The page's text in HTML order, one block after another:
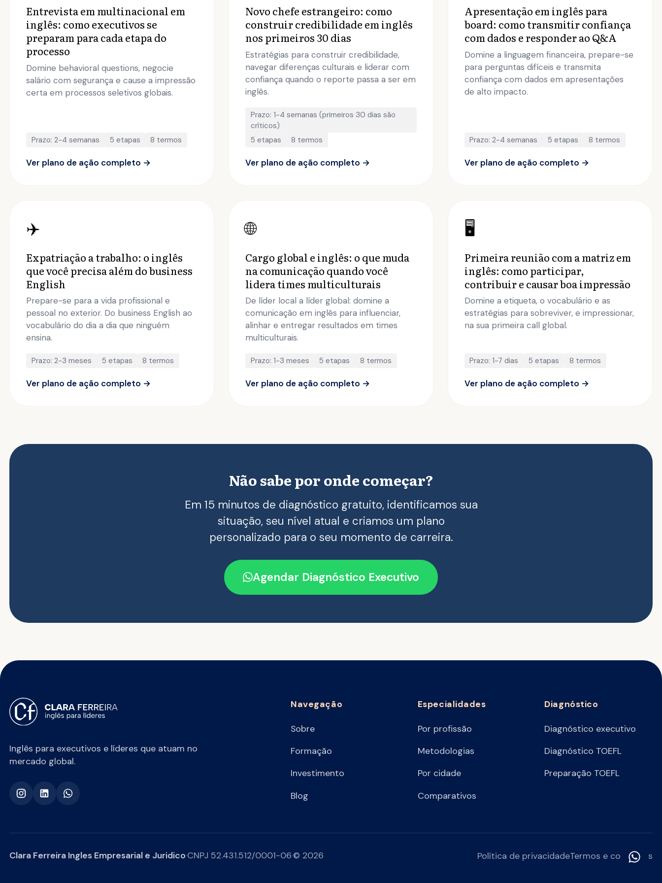
Entrevista em multinacional em
inglês: como executivos se
preparam para cada etapa do
processo
Domine behavioral questions, negocie
salário com segurança e cause a impressão
certa em processos seletivos globais.
Prazo: 2-4 semanas 5 etapas 8 termos
Ver plano de ação completo →
Novo chefe estrangeiro: como
construir credibilidade em inglês
nos primeiros 30 dias
Estratégias para construir credibilidade,
navegar diferenças culturais e liderar com
confiança quando o reporte passa a ser em
inglês.
Prazo: 1-4 semanas (primeiros 30 dias são
críticos)
5 etapas
8 termos
Ver plano de ação completo →
Apresentação em inglês para
board: como transmitir confiança
com dados e responder ao Q&A
Domine a linguagem financeira, prepare-se
para perguntas difíceis e transmita
confiança com dados em apresentações
de alto impacto.
Prazo: 2-4 semanas 5 etapas 8 termos
Ver plano de ação completo →
✈️
Expatriação a trabalho: o inglês
que você precisa além do business
English
Prepare-se para a vida profissional e
pessoal no exterior. Do business English ao
vocabulário do dia a dia que ninguém
ensina.
Prazo: 2-3 meses 5 etapas 8 termos
Ver plano de ação completo →
🌐
Cargo global e inglês: o que muda
na comunicação quando você
lidera times multiculturais
De líder local a líder global: domine a
comunicação em inglês para influenciar,
alinhar e entregar resultados em times
multiculturais.
Prazo: 1-3 meses 5 etapas 8 termos
Ver plano de ação completo →
🖥️
Primeira reunião com a matriz em
inglês: como participar,
contribuir e causar boa impressão
Domine a etiqueta, o vocabulário e as
estratégias para sobreviver, e impressionar,
na sua primeira call global.
Prazo: 1-7 dias 5 etapas 8 termos
Ver plano de ação completo →
Não sabe por onde começar?
Em 15 minutos de diagnóstico gratuito, identificamos sua
situação, seu nível atual e criamos um plano
personalizado para o seu momento de carreira.
Agendar Diagnóstico Executivo
Inglês para executivos e líderes que atuam no
mercado global.
Navegação
Sobre
Formação
Investimento
Blog
Especialidades
Por profissão
Metodologias
Por cidade
Comparativos
Diagnóstico
Diagnóstico executivo
Diagnóstico TOEFL
Preparação TOEFL
Clara Ferreira Ingles Empresarial e Juridico·CNPJ 52.431.512/0001-06·© 2026 Política de privacidadeTermos e condições